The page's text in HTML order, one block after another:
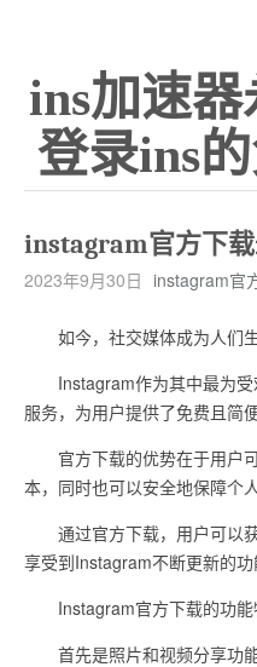
ins加速
登录ins
instagram官方下
2023年9月30日 instagram官
如今，社交媒体成为人们生
Instagram作为其中最为受
服务，为用户提供了免费且简
官方下载的优势在于用户
本，同时也可以安全地保障个
通过官方下载，用户可以
享受到Instagram不断更新的功
Instagram官方下载的功能
首先是照片和视频分享功能